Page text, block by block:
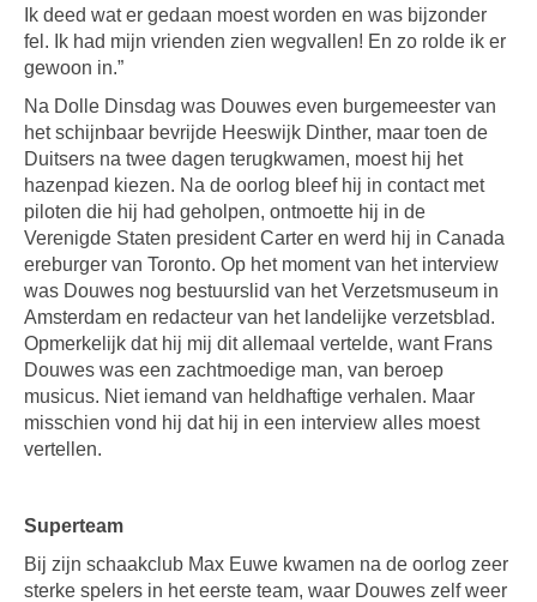
Ik deed wat er gedaan moest worden en was bijzonder
fel. Ik had mijn vrienden zien wegvallen! En zo rolde ik er
gewoon in.”
Na Dolle Dinsdag was Douwes even burgemeester van
het schijnbaar bevrijde Heeswijk Dinther, maar toen de
Duitsers na twee dagen terugkwamen, moest hij het
hazenpad kiezen. Na de oorlog bleef hij in contact met
piloten die hij had geholpen, ontmoette hij in de
Verenigde Staten president Carter en werd hij in Canada
ereburger van Toronto. Op het moment van het interview
was Douwes nog bestuurslid van het Verzetsmuseum in
Amsterdam en redacteur van het landelijke verzetsblad.
Opmerkelijk dat hij mij dit allemaal vertelde, want Frans
Douwes was een zachtmoedige man, van beroep
musicus. Niet iemand van heldhaftige verhalen. Maar
misschien vond hij dat hij in een interview alles moest
vertellen.
Superteam
Bij zijn schaakclub Max Euwe kwamen na de oorlog zeer
sterke spelers in het eerste team, waar Douwes zelf weer